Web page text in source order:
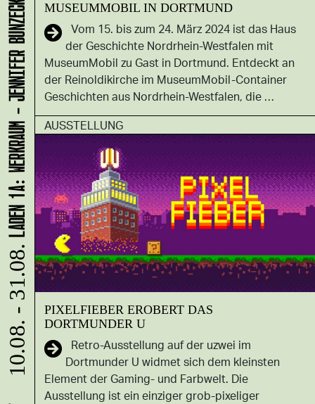
MUSEUMMOBIL IN DORTMUND
Vom 15. bis zum 24. März 2024 ist das Haus
der Geschichte Nordrhein-Westfalen mit
MuseumMobil zu Gast in Dortmund. Entdeckt an
der Reinoldikirche im MuseumMobil-Container
Geschichten aus Nordrhein-Westfalen, die …
AUSSTELLUNG
PIXELFIEBER EROBERT DAS
DORTMUNDER U
Retro-Ausstellung auf der uzwei im
Dortmunder U widmet sich dem kleinsten
Element der Gaming- und Farbwelt. Die
Ausstellung ist ein einziger grob-pixeliger
10.08. - 31.08.
LADEN 1A: WERKRAUM - JENNIFER BUNZECK